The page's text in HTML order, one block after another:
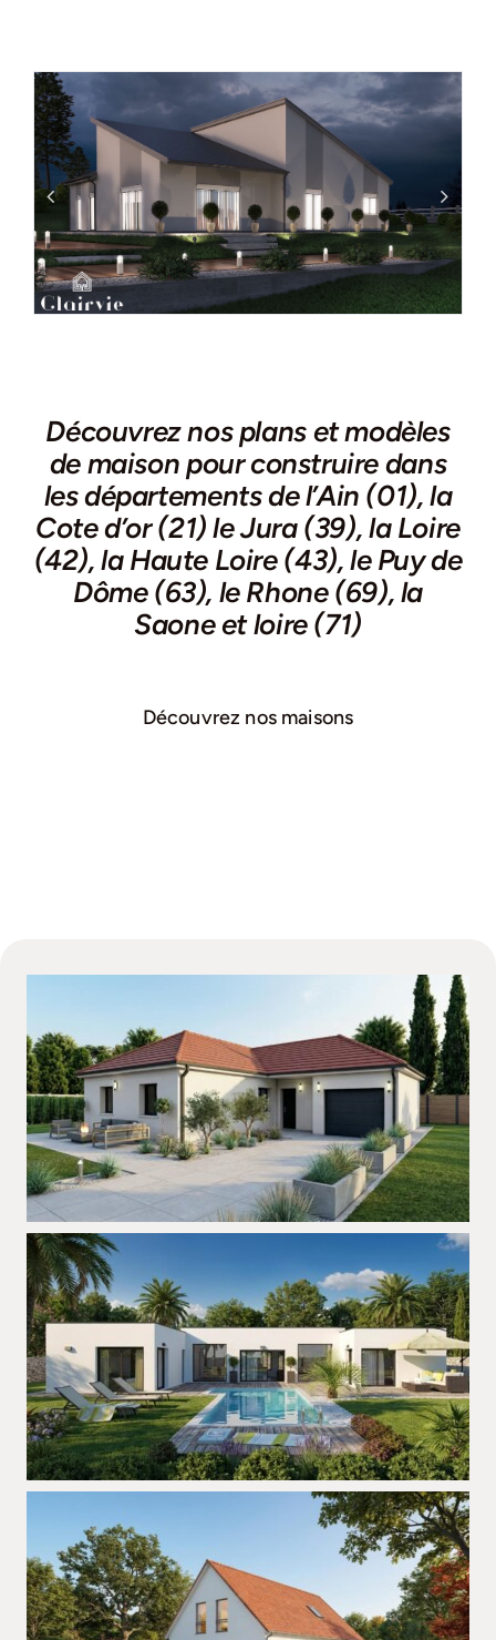
Découvrez nos plans et modèles
de maison pour construire dans
les départements de l’Ain (01), la
Cote d’or (21) le Jura (39), la Loire
(42), la Haute Loire (43), le Puy de
Dôme (63), le Rhone (69), la
Saone et loire (71)
Découvrez nos maisons